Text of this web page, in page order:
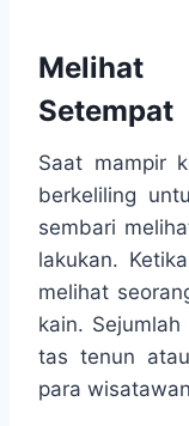
Setempat
Saat mampir
berkeliling
sembari
lakukan.
melihat
kain.
tas tenun
para wisatawan